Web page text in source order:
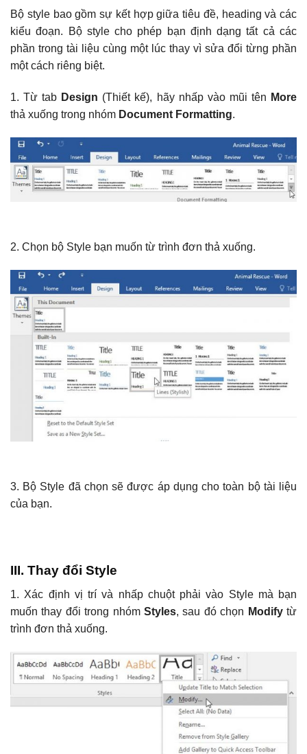
Bộ style bao gồm sự kết hợp giữa tiêu đề, heading và các
kiểu đoạn. Bộ style cho phép bạn định dạng tất cả các
phần trong tài liệu cùng một lúc thay vì sửa đổi từng phần
một cách riêng biệt.
1. Từ tab Design (Thiết kế), hãy nhấp vào mũi tên More
thả xuống trong nhóm Document Formatting.
2. Chọn bộ Style bạn muốn từ trình đơn thả xuống.
3. Bộ Style đã chọn sẽ được áp dụng cho toàn bộ tài liệu
của bạn.
III. Thay đổi Style
1. Xác định vị trí và nhấp chuột phải vào Style mà bạn
muốn thay đổi trong nhóm Styles, sau đó chọn Modifytừ
trình đơn thả xuống.